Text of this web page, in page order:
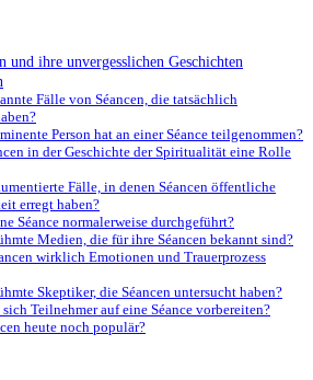
und ihre unvergesslichen Geschichten
Fälle von Séancen, die tatsächlich
Person hat an einer Séance teilgenommen?
in der Geschichte der Spiritualität eine Rolle
Fälle, in denen Séancen öffentliche
erregt haben?
Séance normalerweise durchgeführt?
Medien, die für ihre Séancen bekannt sind?
wirklich Emotionen und Trauerprozess
Skeptiker, die Séancen untersucht haben?
Teilnehmer auf eine Séance vorbereiten?
heute noch populär?